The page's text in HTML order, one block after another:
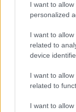
I want to
personalized
I want to
related to
device
I want to
related to
I want to
Chi siamo
Collabora con
Contatti
Privacy Policy
Cookie Policy